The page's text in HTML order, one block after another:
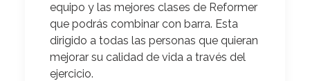
equipo y las mejores clases de Reformer
que podrás combinar con barra. Esta
dirigido a todas las personas que quieran
mejorar su calidad de vida a través del
ejercicio.